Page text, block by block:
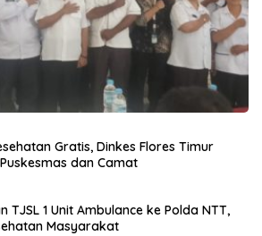
Gratis, Dinkes Flores Timur
dan Camat
TJSL 1 Unit Ambulance ke Polda NTT,
Masyarakat